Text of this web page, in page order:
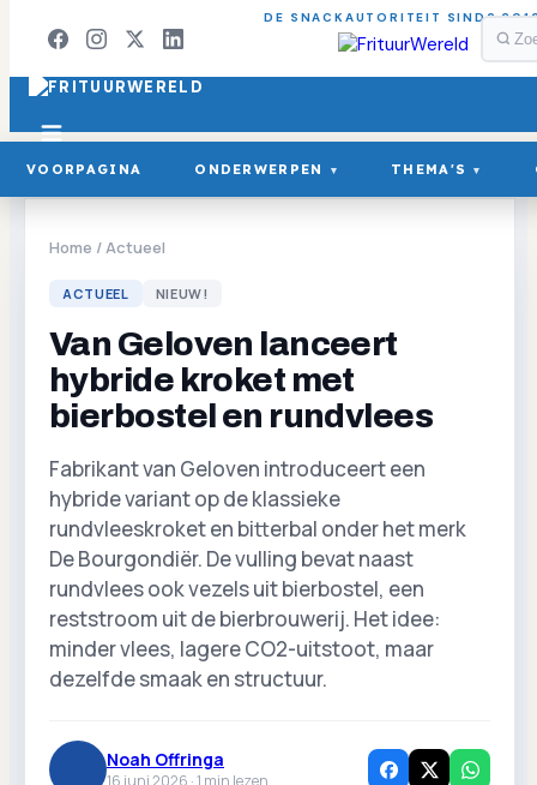
DE SNACKAUTORITEIT SINDS
VOORPAGINA ONDERWERPEN ▾ THEMA'S ▾
Home /Actueel
ACTUEEL NIEUW!
Van Geloven lanceert
hybride kroket met
bierbostel en rundvlees
Fabrikant van Geloven introduceert een
hybride variant op de klassieke
rundvleeskroket en bitterbal onder het merk
De Bourgondiër. De vulling bevat naast
rundvlees ook vezels uit bierbostel, een
reststroom uit de bierbrouwerij. Het idee:
minder vlees, lagere CO2-uitstoot, maar
dezelfde smaak en structuur.
Noah Offringa
16 juni 2026 ·1 min lezen